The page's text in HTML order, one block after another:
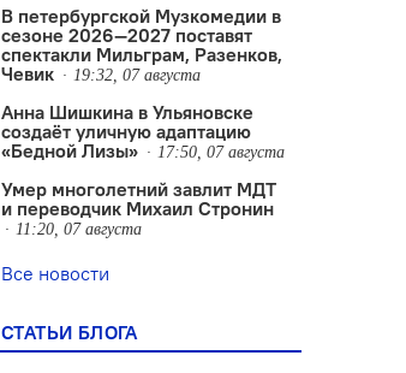
В петербургской Музкомедии в
сезоне 2026—2027 поставят
спектакли Мильграм, Разенков,
Чевик
19:32, 07 августа
Анна Шишкина в Ульяновске
создаëт уличную адаптацию
«Бедной Лизы»
17:50, 07 августа
Умер многолетний завлит МДТ
и переводчик Михаил Стронин
11:20, 07 августа
Все новости
СТАТЬИ БЛОГА